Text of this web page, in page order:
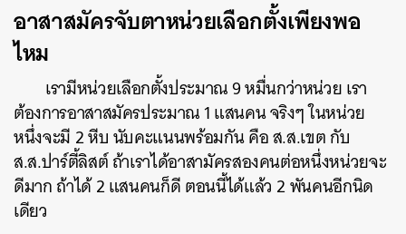
อาสาสมัครจับตาหน่วยเลือกตั้งเพียงพอ
ไหม
เรามีหน่วยเลือกตั้งประมาณ 9 หมื่นกว่าหน่วย เรา
ต้องการอาสาสมัครประมาณ 1 แสนคน จริงๆ ในหน่วย
หนึ่งจะมี 2 หีบ นับคะแนนพร้อมกัน คือ ส.ส.เขต กับ
ส.ส.ปาร์ตี้ลิสต์ ถ้าเราได้อาสามัครสองคนต่อหนึ่งหน่วยจะ
ดีมาก ถ้าได้ 2 แสนคนก็ดี ตอนนี้ได้แล้ว 2 พันคนอีกนิด
เดียว